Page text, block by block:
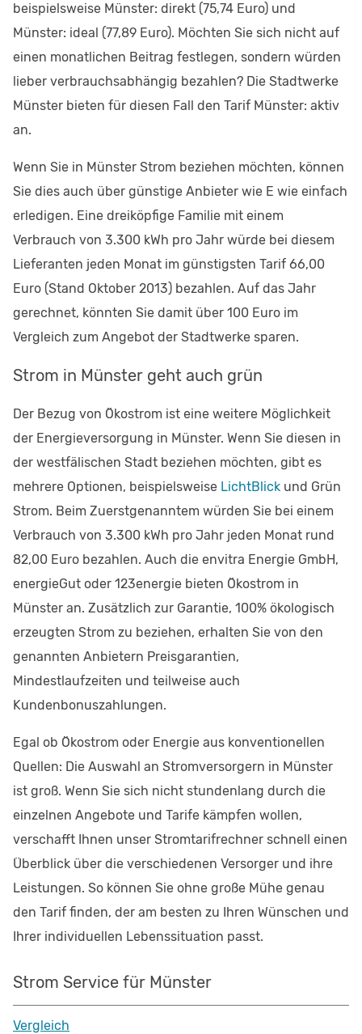
beispielsweise Münster: direkt (75,74 Euro) und
Münster: ideal (77,89 Euro). Möchten Sie sich nicht auf
einen monatlichen Beitrag festlegen, sondern würden
lieber verbrauchsabhängig bezahlen? Die Stadtwerke
Münster bieten für diesen Fall den Tarif Münster: aktiv
an.
Wenn Sie in Münster Strom beziehen möchten, können
Sie dies auch über günstige Anbieter wie E wie einfach
erledigen. Eine dreiköpfige Familie mit einem
Verbrauch von 3.300 kWh pro Jahr würde bei diesem
Lieferanten jeden Monat im günstigsten Tarif 66,00
Euro (Stand Oktober 2013) bezahlen. Auf das Jahr
gerechnet, könnten Sie damit über 100 Euro im
Vergleich zum Angebot der Stadtwerke sparen.
Strom in Münster geht auch grün
Der Bezug von Ökostrom ist eine weitere Möglichkeit
der Energieversorgung in Münster. Wenn Sie diesen in
der westfälischen Stadt beziehen möchten, gibt es
mehrere Optionen, beispielsweise LichtBlick und Grün
Strom. Beim Zuerstgenanntem würden Sie bei einem
Verbrauch von 3.300 kWh pro Jahr jeden Monat rund
82,00 Euro bezahlen. Auch die envitra Energie GmbH,
energieGut oder 123energie bieten Ökostrom in
Münster an. Zusätzlich zur Garantie, 100% ökologisch
erzeugten Strom zu beziehen, erhalten Sie von den
genannten Anbietern Preisgarantien,
Mindestlaufzeiten und teilweise auch
Kundenbonuszahlungen.
Egal ob Ökostrom oder Energie aus konventionellen
Quellen: Die Auswahl an Stromversorgern in Münster
ist groß. Wenn Sie sich nicht stundenlang durch die
einzelnen Angebote und Tarife kämpfen wollen,
verschafft Ihnen unser Stromtarifrechner schnell einen
Überblick über die verschiedenen Versorger und ihre
Leistungen. So können Sie ohne große Mühe genau
den Tarif finden, der am besten zu Ihren Wünschen und
Ihrer individuellen Lebenssituation passt.
Strom Service für Münster
Vergleich